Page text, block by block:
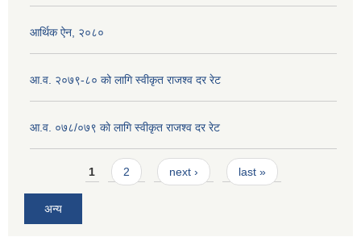
आर्थिक ऐन, २०८०
आ.व. २०७९-८० को लागि स्वीकृत राजश्व दर रेट
आ.व. ०७८/०७९ काे लागि स्वीकृत राजश्व दर रेट
Pages1 2 next › last »
अन्य